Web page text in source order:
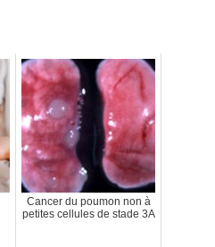
Cancer du poumon non à
petites cellules de stade 3A